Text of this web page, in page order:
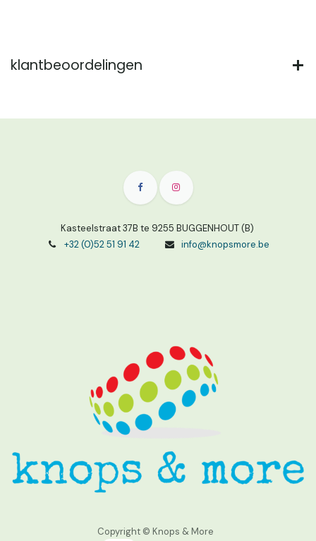
klantbeoordelingen
Kasteelstraat 37B te 9255 BUGGENHOUT (B)
+32 (0)52 51 91 42
info@knopsmore.be
Copyright © Knops & More